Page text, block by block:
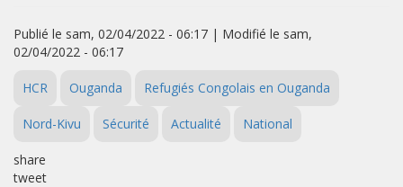
Publié le sam, 02/04/2022 - 06:17 | Modifié le sam,
02/04/2022 - 06:17
HCR Ouganda Refugiés Congolais en Ouganda
Nord-Kivu Sécurité Actualité National
share
tweet